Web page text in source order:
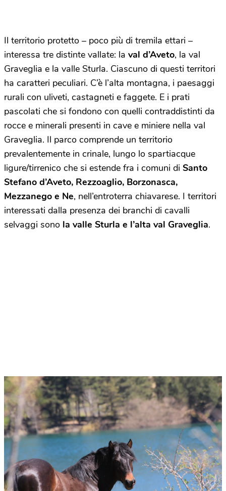
Il territorio protetto – poco più di tremila ettari –
interessa tre distinte vallate: la val d’Aveto, la val
Graveglia e la valle Sturla. Ciascuno di questi territori
ha caratteri peculiari. C’è l’alta montagna, i paesaggi
rurali con uliveti, castagneti e faggete. E i prati
pascolati che si fondono con quelli contraddistinti da
rocce e minerali presenti in cave e miniere nella val
Graveglia. Il parco comprende un territorio
prevalentemente in crinale, lungo lo spartiacque
ligure/tirrenico che si estende fra i comuni di Santo
Stefano d’Aveto, Rezzoaglio, Borzonasca,
Mezzanego e Ne, nell’entroterra chiavarese. I territori
interessati dalla presenza dei branchi di cavalli
selvaggi sono la valle Sturla e l’alta val Graveglia.